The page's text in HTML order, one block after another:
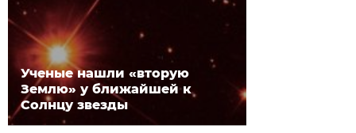
Ученые нашли «вторую
Землю» у ближайшей к
Солнцу звезды